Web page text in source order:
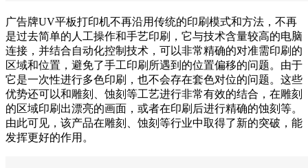
广告牌UV平板打印机不再沿用传统的印刷模式和方法，不再
是过去简单的人工操作和手艺印刷，它与技术含量较高的电脑
连接，并结合自动化控制技术，可以非常精确的对准需印刷的
区域和位置，避免了手工印刷所遇到的位置偏移的问题。由于
它是一次性进行多色印刷，也不会存在套色对位的问题。这些
优势还可以和雕刻、蚀刻等工艺进行非常有效的结合，在雕刻
的区域印刷出漂亮的画面，或者在印刷后进行精确的蚀刻等。
由此可见，该产品在雕刻、蚀刻等行业中取得了新的突破，能
发挥更好的作用。